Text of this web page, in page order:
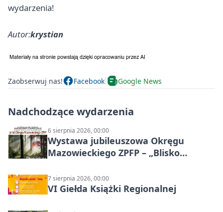
wydarzenia!
Autor:krystian
Zaobserwuj nas! Facebook Google News
Nadchodzące wydarzenia
6 sierpnia 2026, 00:00
Wystawa jubileuszowa Okręgu
Mazowieckiego ZPFP – „Blisko
7 sierpnia 2026, 00:00
VI Giełda Książki Regionalnej